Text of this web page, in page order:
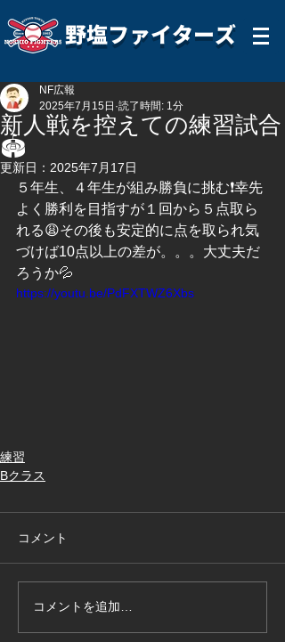
野塩ファイターズ
新人戦を控えての練習試合
🏟️
NF広報
2025年7月15日 読了時間: 1分
更新日： 2025年7月17日
５年生、４年生が組み勝負に挑む❗️幸先
よく勝利を目指すが１回から５点取ら
れる😩その後も安定的に点を取られ気
づけば10点以上の差が。。。大丈夫だ
ろうか💦
https://youtu.be/PdFXTWZ6Xbs
練習
Bクラス
コメント
コメントを追加…